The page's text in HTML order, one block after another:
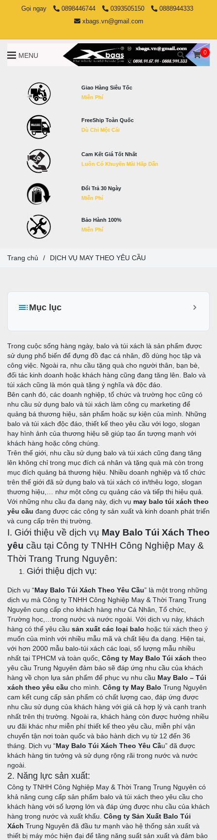
Mục lục
I. Giới thiệu về dịch vụ May Balo Túi Xách Theo yêu cầu tại
Công ty TNHH Công Nghiệp May & Thời Trang Trung
Nguyên:
Giới thiệu dịch vụ:
2. Năng lực sản xuất:
3. Các dịch vụ May Balo túi xách tại Công ty:
II. Lý do chọn Công ty TNHH Công Nghiệp May & Thời
Trang Trung Nguyên để thực hiện May Balo – Túi xách
theo yêu cầu cho mình?
1. Chất lượng sản phẩm tốt:
2. Giá cả hợp lý
2. Dịch vụ thiết kế miễn phí
3. Vận chuyển miễn phí tận nơi toàn quốc.
4. Bảo hành sản phẩm
5. Cam kết đổi trả sản phẩm nếu có lỗi:
III. Thông thường, quy trình đặt hàng của dịch vụ May Balo
và Túi Xách theo yêu cầu của Công ty TNHH Công Nghiệp
May & Thời Trang Trung Nguyên bao gồm các bước sau:
1. Tóm tắt Quy trình đặt hàng May Balo túi xách theo
2. Quy trình đặt hàng May Balo Túi Xách Theo Yêu Cầu
cụ thể:
2.1. Liên hệ trao đổi Công Ty May Balo Túi Xách theo
yêu cầu Trung Nguyên:
a. Kênh liên hệ:
b. Cách thực hiện:
c. Yêu cầu cụ thể:
Ghi chú:
2.2. Nhân viên tư vấn/Nhân viên bán hàng của Công
Ty may Ba lô Túi xách Trung Nguyên tiếp nhận thông tin
khách hàng:
2.3. Nhận báo giá May balo túi xách theo yêu cầu
2.4. Làm mẫu – duyệt mẫu:
2.5. THỎA THUẬN & KÝ HỢP ĐỒNG MAY BALO TÚI
2.6. SẢN XUẤT & VẬN CHUYỂN
2.7. NGHIỆM THU, THANH TOÁN TIỀN CÒN LẠI,
THANH LÝ HỢP ĐỒNG.
IV. Chính sách bảo hành sản phẩm của Xưởng May balo
túi xách Trung Nguyên
Trong cuộc sống hàng ngày, balo và túi xách là sản phẩm được
sử dụng phổ biến để đựng đồ đạc cá nhân, đồ dùng học tập và
công việc. Ngoài ra, nhu cầu tặng quà cho người thân, bạn bè,
đối tác kinh doanh hoặc khách hàng cũng đang tăng lên. Balo và
túi xách cũng là món quà tặng ý nghĩa và độc đáo.
Bên cạnh đó, các doanh nghiệp, tổ chức và trường học cũng có
nhu cầu sử dụng balo và túi xách làm công cụ marketing để
quảng bá thương hiệu, sản phẩm hoặc sự kiện của mình. Những
balo và túi xách độc đáo, thiết kế theo yêu cầu với logo, slogan
hay hình ảnh của thương hiệu sẽ giúp tạo ấn tượng mạnh với
khách hàng hoặc công chúng.
Trên thế giới, nhu cầu sử dụng balo và túi xách cũng đang tăng
lên không chỉ trong mục đích cá nhân và tặng quà mà còn trong
mục đích quảng bá thương hiệu. Nhiều doanh nghiệp và tổ chức
trên thế giới đã sử dụng balo và túi xách có in/thêu logo, slogan
thương hiệu,… như một công cụ quảng cáo và tiếp thị hiệu quả.
Với những nhu cầu đa dạng này, dịch vụ may balo túi xách theo
yêu cầu đang được các công ty sản xuất và kinh doanh phát triển
và cung cấp trên thị trường.
I. Giới thiệu về dịch vụ May Balo Túi Xách Theo
yêu cầu tại Công ty TNHH Công Nghiệp May &
Thời Trang Trung Nguyên:
Giới thiệu dịch vụ:
Dịch vụ “May Balo Túi Xách Theo Yêu Cầu” là một trong những
dịch vụ mà Công ty TNHH Công Nghiệp May & Thời Trang Trung
Nguyên cung cấp cho khách hàng như Cá Nhân, Tổ chức,
Trường học,…trong nước và nước ngoài. Với dịch vụ này, khách
hàng có thể yêu cầu sản xuất các loại balo hoặc túi xách theo ý
muốn của mình với nhiều mẫu mã và chất liệu đa dạng. Hiện tại,
với hơn 2000 mẫu balo-túi xách các loại, số lượng mẫu nhiều
nhất tại TPHCM và toàn quốc, Công ty May Balo Túi xách theo
yêu cầu Trung Nguyên đảm bảo sẽ đáp ứng nhu cầu của khách
hàng về chọn lựa sản phẩm để phục vụ nhu cầu May Balo – Túi
xách theo yêu cầu cho mình. Công ty May Balo Trung Nguyên
cam kết cung cấp sản phẩm có chất lượng cao, đáp ứng được
nhu cầu sử dụng của khách hàng với giá cả hợp lý và cạnh tranh
nhất trên thị trường. Ngoài ra, khách hàng còn được hưởng nhiều
ưu đãi khác như miễn phí thiết kế theo yêu cầu, miễn phí vận
chuyển tận nơi toàn quốc và bảo hành dịch vụ từ 12 đến 36
tháng. Dịch vụ “May Balo Túi Xách Theo Yêu Cầu” đã được
khách hàng tin tưởng và sử dụng rộng rãi trong nước và nước
ngoài.
2. Năng lực sản xuất:
Công ty TNHH Công Nghiệp May & Thời Trang Trung Nguyên có
khả năng cung cấp sản phẩm balo và túi xách theo yêu cầu cho
khách hàng với số lượng lớn và đáp ứng được nhu cầu của khách
hàng trong nước và xuất khẩu. Công ty Sản Xuất Balo Túi
Xách Trung Nguyên đã đầu tư mạnh vào hệ thống sản xuất và
thiết bị máy móc hiện đại để tăng năng suất sản xuất và đảm bảo
Trang chủ / DỊCH VỤ MAY THEO YÊU CẦU
Gọi ngay 0898446744 0393505150
0888944333
xbags.vn@gmail.com
MENU 0
Giao Hàng Siêu Tốc
Miễn Phí
FreeShip Toàn Quốc
Dù Chỉ Một Cái
Cam Kết Giá Tốt Nhất
Luôn Có Khuyến Mãi Hấp Dẫn
Đổi Trả 30 Ngày
Miễn Phí
Bảo Hành 100%
Miễn Phí